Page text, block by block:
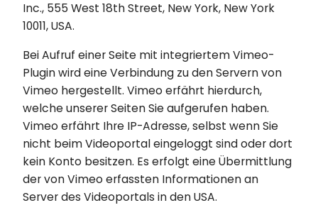
Inc., 555 West 18th Street, New York, New York
10011, USA.
Bei Aufruf einer Seite mit integriertem Vimeo-
Plugin wird eine Verbindung zu den Servern von
Vimeo hergestellt. Vimeo erfährt hierdurch,
welche unserer Seiten Sie aufgerufen haben.
Vimeo erfährt Ihre IP-Adresse, selbst wenn Sie
nicht beim Videoportal eingeloggt sind oder dort
kein Konto besitzen. Es erfolgt eine Übermittlung
der von Vimeo erfassten Informationen an
Server des Videoportals in den USA.